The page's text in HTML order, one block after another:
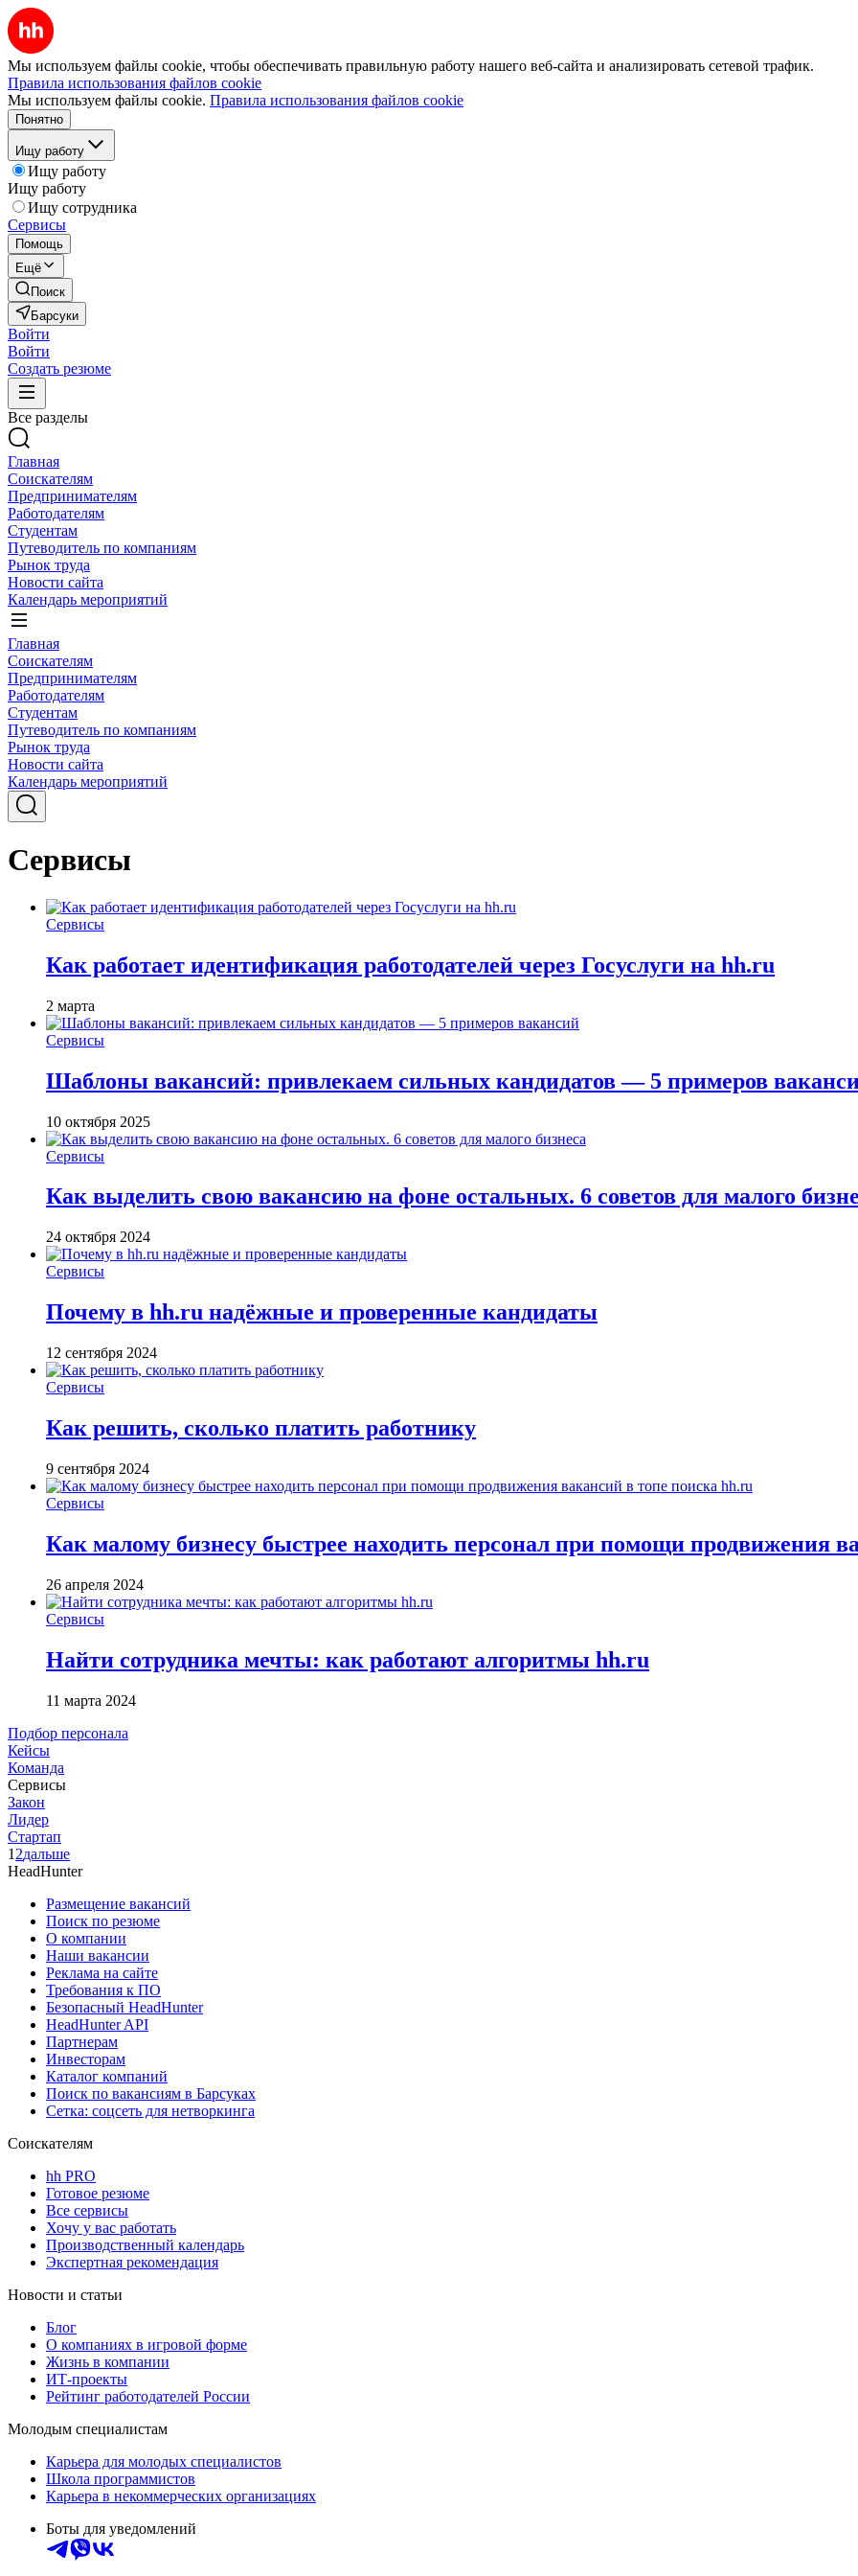
Мы используем файлы cookie, чтобы обеспечивать правильную работу нашего веб-сайта и анализировать сетевой трафик.
Правила использования файлов cookie
Мы используем файлы cookie. Правила использования файлов cookie
Понятно
Ищу работу
Ищу работу
Ищу работу
Ищу сотрудника
Сервисы
Помощь
Ещё
Поиск
Барсуки
Войти
Войти
Создать резюме
Все разделы
Главная
Соискателям
Предпринимателям
Работодателям
Студентам
Путеводитель по компаниям
Рынок труда
Новости сайта
Календарь мероприятий
Главная
Соискателям
Предпринимателям
Работодателям
Студентам
Путеводитель по компаниям
Рынок труда
Новости сайта
Календарь мероприятий
Сервисы
Сервисы
Как работает идентификация работодателей через Госуслуги на hh.ru
2 марта
Сервисы
Шаблоны вакансий: привлекаем сильных кандидатов — 5 примеров
10 октября 2025
Сервисы
Как выделить свою вакансию на фоне остальных. 6 советов для малого
24 октября 2024
Сервисы
Почему в hh.ru надёжные и проверенные кандидаты
12 сентября 2024
Сервисы
Как решить, сколько платить работнику
9 сентября 2024
Сервисы
Как малому бизнесу быстрее находить персонал при помощи продвижения
26 апреля 2024
Сервисы
Найти сотрудника мечты: как работают алгоритмы hh.ru
11 марта 2024
Подбор персонала
Кейсы
Команда
Сервисы
Закон
Лидер
Стартап
1 2дальше
HeadHunter
Размещение вакансий
Поиск по резюме
О компании
Наши вакансии
Реклама на сайте
Требования к ПО
Безопасный HeadHunter
HeadHunter API
Партнерам
Инвесторам
Каталог компаний
Поиск по вакансиям в Барсуках
Сетка: соцсеть для нетворкинга
Соискателям
hh PRO
Готовое резюме
Все сервисы
Хочу у вас работать
Производственный календарь
Экспертная рекомендация
Новости и статьи
Блог
О компаниях в игровой форме
Жизнь в компании
ИТ-проекты
Рейтинг работодателей России
Молодым специалистам
Карьера для молодых специалистов
Школа программистов
Карьера в некоммерческих организациях
Боты для уведомлений